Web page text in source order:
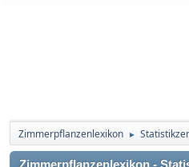
Zimmerpflanzenlexikon ►